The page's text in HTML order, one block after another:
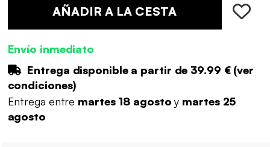
AÑADIR A LA CESTA
Envío inmediato
Entrega disponible a partir de 39.99 €(ver
condiciones)
Entrega entre martes 18 agostoy martes 25
agosto